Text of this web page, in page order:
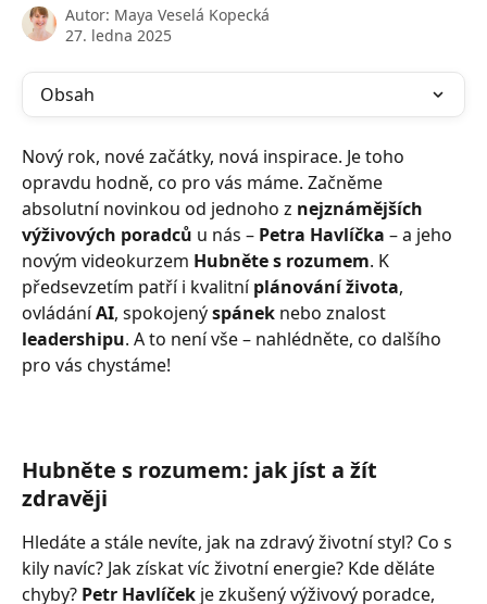
Autor: Maya Veselá Kopecká
27. ledna 2025
Obsah
Nový rok, nové začátky, nová inspirace. Je toho
opravdu hodně, co pro vás máme. Začněme
absolutní novinkou od jednoho z nejznámějších
výživových poradců u nás – Petra Havlíčka – a jeho
novým videokurzem Hubněte s rozumem. K
předsevzetím patří i kvalitní plánování života,
ovládání AI, spokojený spánek nebo znalost
leadershipu. A to není vše – nahlédněte, co dalšího
pro vás chystáme!
Hubněte s rozumem: jak jíst a žít
zdravěji
Hledáte a stále nevíte, jak na zdravý životní styl? Co s
kily navíc? Jak získat víc životní energie? Kde děláte
chyby? Petr Havlíček je zkušený výživový poradce,